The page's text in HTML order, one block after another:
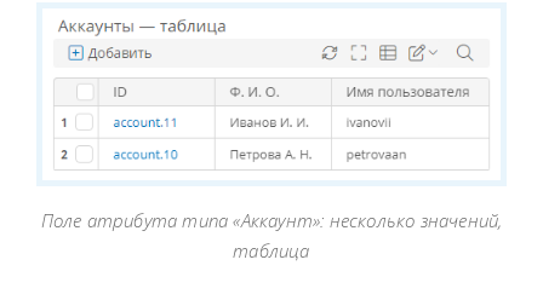
Поле атрибута типа «Аккаунт»: несколько значений,
таблица